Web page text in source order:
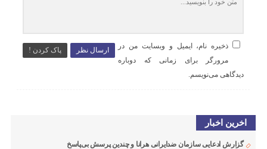
ارسال نظر پاک کردن !
ذخیره نام، ایمیل و وبسایت من در
مرورگر برای زمانی که دوباره
دیدگاهی می‌نویسم.
اخرین اخبار
گزارش ادعایی سازمان ضدایرانی هرانا و چندین پرسش بی‌پاسخ